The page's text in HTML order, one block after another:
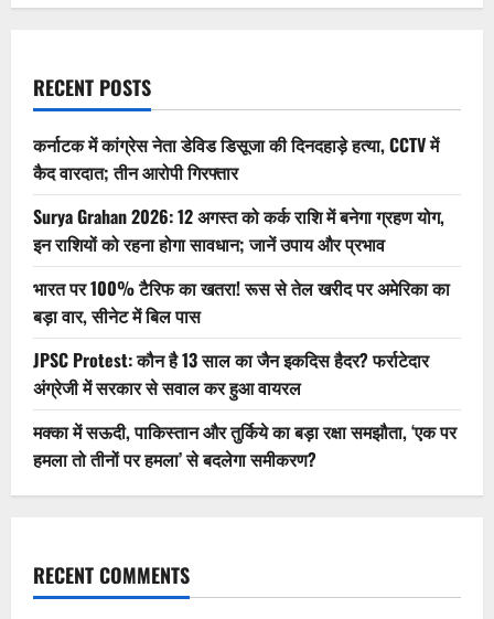
मीटिंग?
चेक
RECENT POSTS
कर्नाटक में कांग्रेस नेता डेविड डिसूजा की दिनदहाड़े हत्या, CCTV में
कैद वारदात; तीन आरोपी गिरफ्तार
Surya Grahan 2026: 12 अगस्त को कर्क राशि में बनेगा ग्रहण योग,
इन राशियों को रहना होगा सावधान; जानें उपाय और प्रभाव
भारत पर 100% टैरिफ का खतरा! रूस से तेल खरीद पर अमेरिका का
बड़ा वार, सीनेट में बिल पास
JPSC Protest: कौन है 13 साल का जैन इकदिस हैदर? फर्राटेदार
अंग्रेजी में सरकार से सवाल कर हुआ वायरल
मक्का में सऊदी, पाकिस्तान और तुर्किये का बड़ा रक्षा समझौता, ‘एक पर
हमला तो तीनों पर हमला’ से बदलेगा समीकरण?
RECENT COMMENTS